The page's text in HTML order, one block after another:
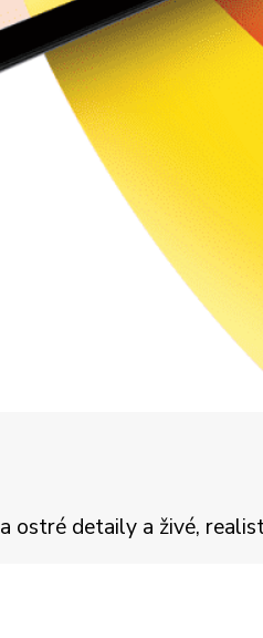
detaily a živé,